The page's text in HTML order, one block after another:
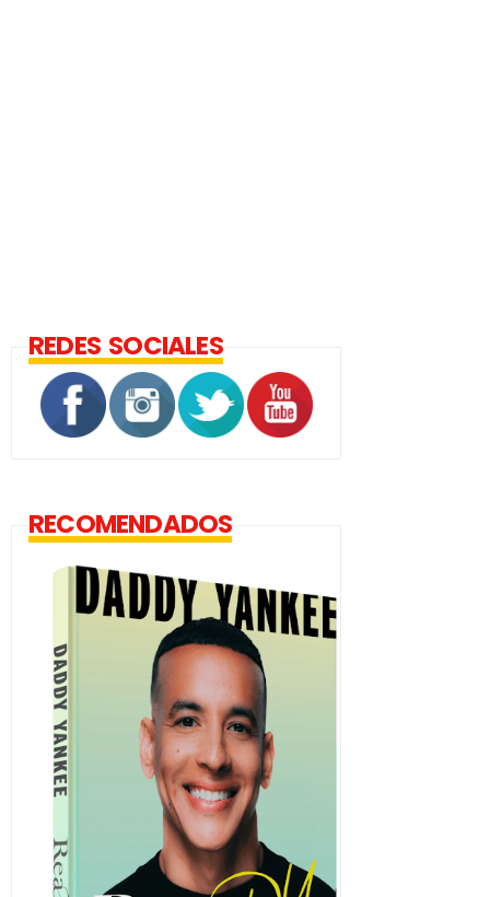
REDES SOCIALES
RECOMENDADOS